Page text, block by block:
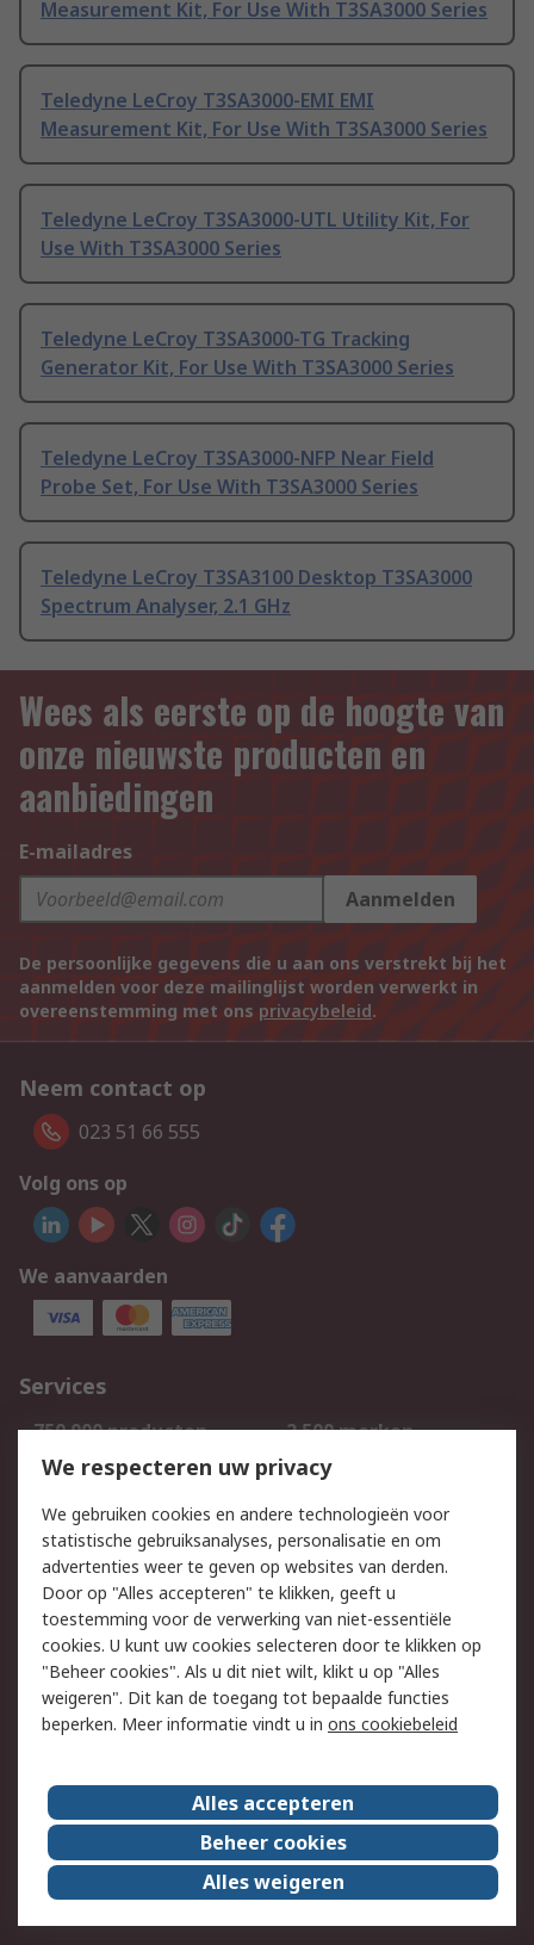
Measurement Kit, For Use With T3SA3000 Series
Teledyne LeCroy T3SA3000-EMI EMI
Measurement Kit, For Use With T3SA3000 Series
Teledyne LeCroy T3SA3000-UTL Utility Kit, For
Use With T3SA3000 Series
Teledyne LeCroy T3SA3000-TG Tracking
Generator Kit, For Use With T3SA3000 Series
Teledyne LeCroy T3SA3000-NFP Near Field
Probe Set, For Use With T3SA3000 Series
Teledyne LeCroy T3SA3100 Desktop T3SA3000
Spectrum Analyser, 2.1 GHz
Wees als eerste op de hoogte van
onze nieuwste producten en
aanbiedingen
E-mailadres
Aanmelden
De persoonlijke gegevens die u aan ons verstrekt bij het
aanmelden voor deze mailinglijst worden verwerkt in
overeenstemming met ons privacybeleid.
Neem contact op
023 51 66 555
Volg ons op
We aanvaarden
Services
750.000 producten
2.500 merken
Bestellen
Inkoopoplossingen
Track & Trace
Wettelijk
Cookiebeleid
Email veiligheid
Privacybeleid
Websitevoorwaarden
Algemene
verkoopvoorwaarden
Over RS
RS Group
Over ons
RS wereldwijd
Werken bij RS
ESG
We respecteren uw privacy
We gebruiken cookies en andere technologieën voor
statistische gebruiksanalyses, personalisatie en om
advertenties weer te geven op websites van derden.
Door op "Alles accepteren" te klikken, geeft u
toestemming voor de verwerking van niet-essentiële
cookies. U kunt uw cookies selecteren door te klikken op
"Beheer cookies". Als u dit niet wilt, klikt u op "Alles
weigeren". Dit kan de toegang tot bepaalde functies
beperken. Meer informatie vindt u in ons cookiebeleid
Alles accepteren
Beheer cookies
Alles weigeren